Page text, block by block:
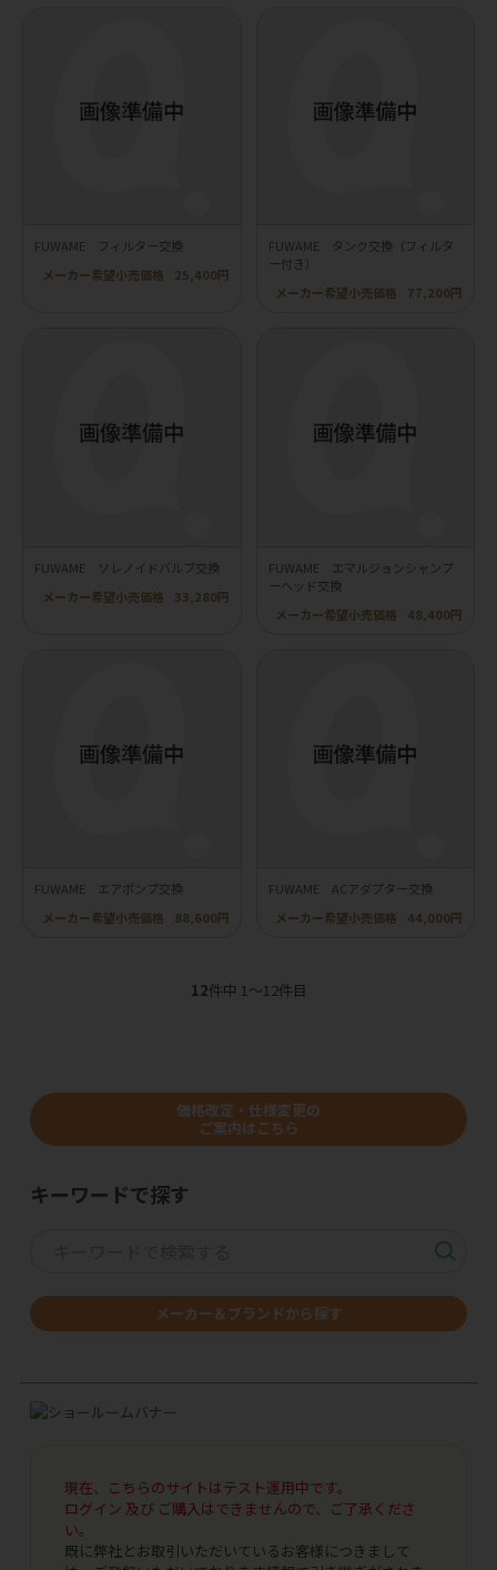
FUWAME フィルター交換
メーカー希望小売価格
25,400円
FUWAME タンク交換（フィルタ
ー付き）
メーカー希望小売価格
77,200円
FUWAME ソレノイドバルブ交換
メーカー希望小売価格
33,280円
FUWAME エマルジョンシャンプ
ーヘッド交換
メーカー希望小売価格
48,400円
FUWAME エアポンプ交換
メーカー希望小売価格
88,600円
FUWAME ACアダプター交換
メーカー希望小売価格
44,000円
12件中 1〜12件目
価格改定・仕様変更の
ご案内はこちら
キーワードで探す
メーカー＆ブランドから探す
現在、こちらのサイトはテスト運用中です。
ログイン 及び ご購入はできませんので、ご了承くださ
い。
既に弊社とお取引いただいているお客様につきまして